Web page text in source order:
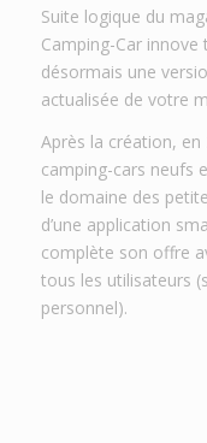
Suite logique du
Camping-Car
désormais une
actualisée de votre
Après la création, en
camping-cars neufs
le domaine des
d’une application
complète son offre
tous les utilisateurs
personnel).